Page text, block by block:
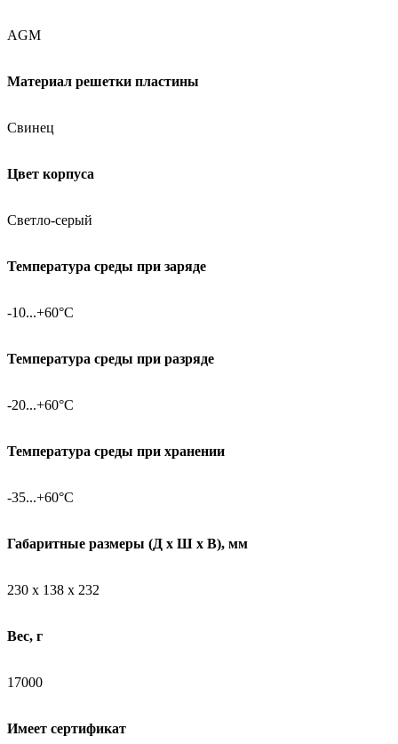
AGM
Материал решетки пластины
Свинец
Цвет корпуса
Светло-серый
Температура среды при заряде
-10...+60°C
Температура среды при разряде
-20...+60°C
Температура среды при хранении
-35...+60°C
Габаритные размеры (Д х Ш х В), мм
230 х 138 х 232
Вес, г
17000
Имеет сертификат